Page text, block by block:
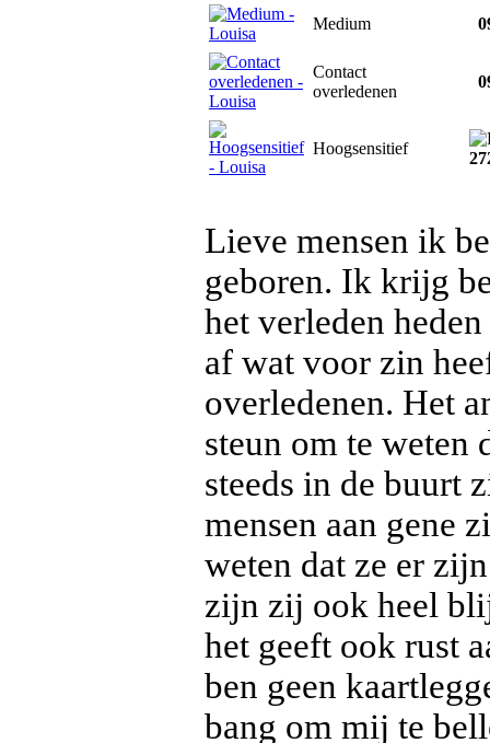
Medium
Contact
overledenen
Hoogsensitief
Lieve mensen ik
geboren. Ik krijg
het verleden
af wat voor zin
overledenen. Het
steun om te weten
steeds in de buurt
mensen aan gene
weten dat ze er
zijn zij ook heel
het geeft ook rust
ben geen
bang om mij te